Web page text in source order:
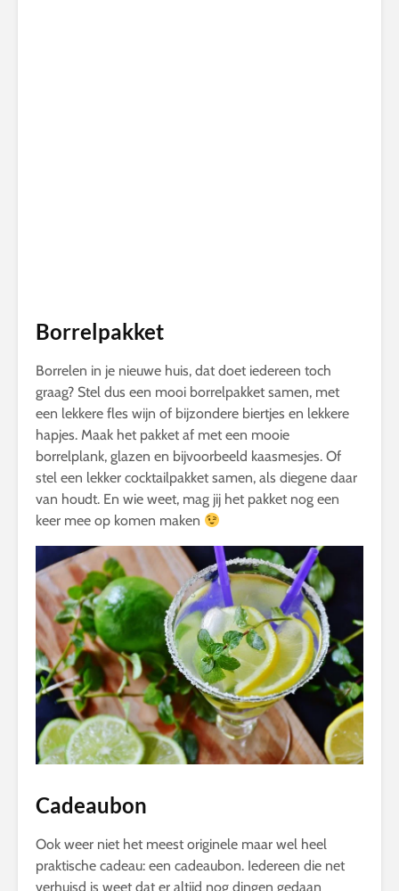
Borrelpakket
Borrelen in je nieuwe huis, dat doet iedereen toch
graag? Stel dus een mooi borrelpakket samen, met
een lekkere fles wijn of bijzondere biertjes en lekkere
hapjes. Maak het pakket af met een mooie
borrelplank, glazen en bijvoorbeeld kaasmesjes. Of
stel een lekker cocktailpakket samen, als diegene daar
van houdt. En wie weet, mag jij het pakket nog een
keer mee op komen maken
Cadeaubon
Ook weer niet het meest originele maar wel heel
praktische cadeau: een cadeaubon. Iedereen die net
verhuisd is weet dat er altijd nog dingen gedaan